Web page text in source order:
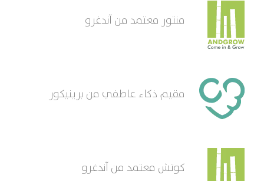
منتور معتمد من آندغرو
مقيم ذكاء عاطفي من برينيكور
كوتش معتمد من آندغرو